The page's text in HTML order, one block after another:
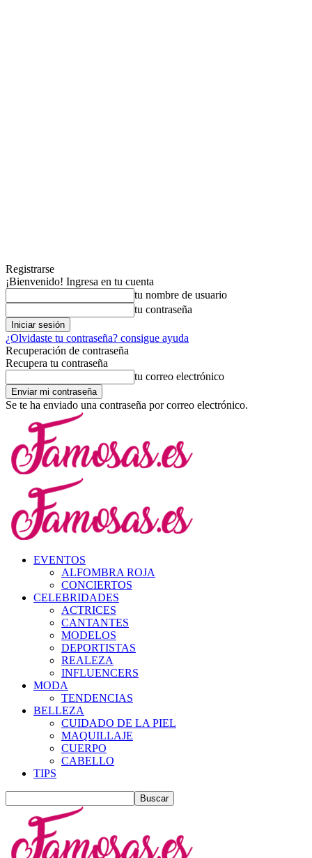
Registrarse
¡Bienvenido! Ingresa en tu cuenta
tu nombre de usuario
tu contraseña
¿Olvidaste tu contraseña? consigue ayuda
Recuperación de contraseña
Recupera tu contraseña
tu correo electrónico
Se te ha enviado una contraseña por correo electrónico.
EVENTOS
ALFOMBRA ROJA
CONCIERTOS
CELEBRIDADES
ACTRICES
CANTANTES
MODELOS
DEPORTISTAS
REALEZA
INFLUENCERS
MODA
TENDENCIAS
BELLEZA
CUIDADO DE LA PIEL
MAQUILLAJE
CUERPO
CABELLO
TIPS